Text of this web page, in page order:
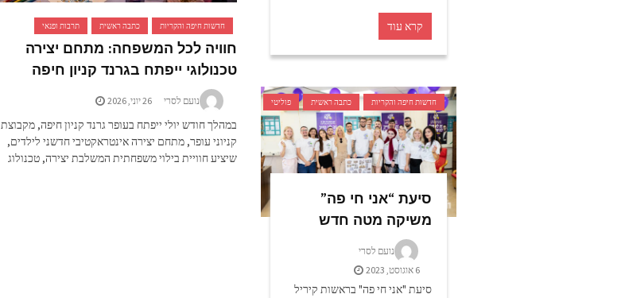
חדשות חיפה והקריות כתבה ראשית תרבות ופנאי
חוויה לכל המשפחה: מתחם יצירה
טכנולוגי ייפתח בגרנד קניון חיפה
נועם לסרי 26 יוני, 2026
במהלך חודש יולי ייפתח בעופר גרנד קניון חיפה, מקבוצת
קניוני עופר, מתחם יצירה אינטראקטיבי חדשני לילדים,
שיציע חוויית בילוי משפחתית המשלבת יצירה, טכנולוג
קרא עוד
חדשות חיפה והקריות כתבה ראשית פוליטי
סיעת “אני חי פה”
משיקה מטה חדש
נועם לסרי
6 אוגוסט, 2023
סיעת "אני חי פה" בראשות קיריל